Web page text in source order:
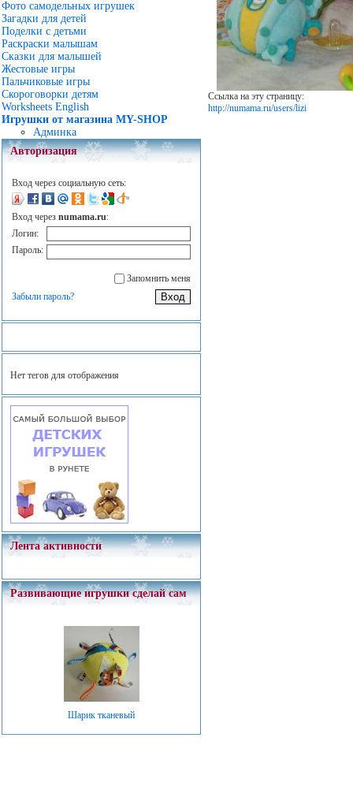
Фото самодельных игрушек
Загадки для детей
Поделки с детьми
Раскраски малышам
Сказки для малышей
Жестовые игры
Пальчиковые игры
Скороговорки детям
Worksheets English
Игрушки от магазина MY-SHOP
Админка
Авторизация
Вход через социальную сеть:
Вход через numama.ru:
Логин:
Пароль:
Запомнить меня
Забыли пароль?
Нет тегов для отображения
Лента активности
Развивающие игрушки сделай сам
Шарик тканевый
Ссылка на эту страницу:
http://numama.ru/users/lizi